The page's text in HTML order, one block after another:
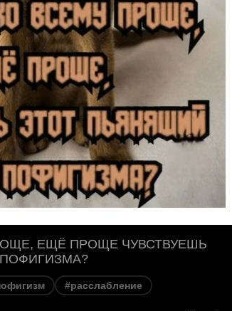
ЕЩЁ ПРОЩЕ ЧУВСТВУЕШЬ
#расслабление